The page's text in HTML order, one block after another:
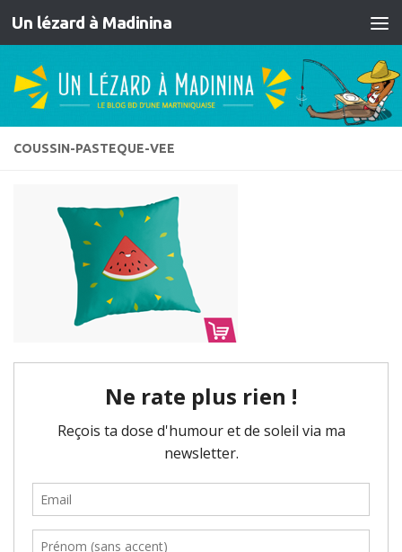
Skip to content
Un lézard à Madinina
COUSSIN-PASTEQUE-VEE